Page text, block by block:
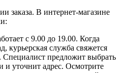
заказа. В интернет-магазине
с 9.00 до 19.00. Когда
курьерская служба свяжется
Специалист предложит выбрать
и уточнит адрес. Осмотрите